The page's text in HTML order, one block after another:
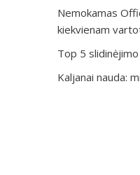
Nemokamas
kiekvienam
Top 5
Kaljanai nauda: